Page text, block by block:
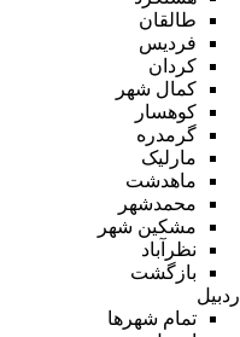
طالقان
فردیس
کردان
کمال شهر
کوهسار
گرمدره
مارلیک
ماهدشت
محمدشهر
مشکین شهر
نظرآباد
بازگشت
اردبیل
تمام شهر‌ها